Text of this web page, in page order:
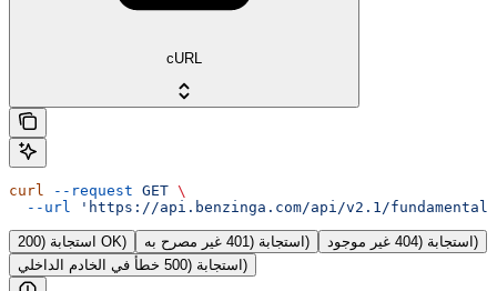
cURL
curl --request GET \
  --url
'https://api.benzinga.com/api/v2.1/
استجابة (200 OK) استجابة (401 غير مصرح به)
استجابة (404 غير موجود)
استجابة (500 خطأ في الخادم الداخلي)